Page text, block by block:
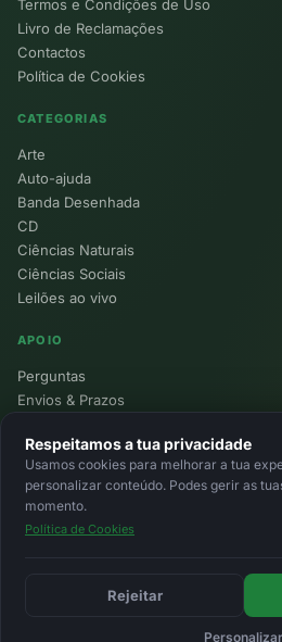
Termos e Condições de Uso
Livro de Reclamações
Contactos
Política de Cookies
CATEGORIAS
Arte
Auto-ajuda
Banda Desenhada
CD
Ciências Naturais
Ciências Sociais
Leilões ao vivo
APOIO
Perguntas
Envios & Prazos
Devoluções
Minha Conta
© 2026 Ecolivros. Todos os direitos
Respeitamos a tua privacidade
Usamos cookies para melhorar a tua
personalizar conteúdo. Podes gerir as
momento.
Política de Cookies
Personalizar
Rejeitar